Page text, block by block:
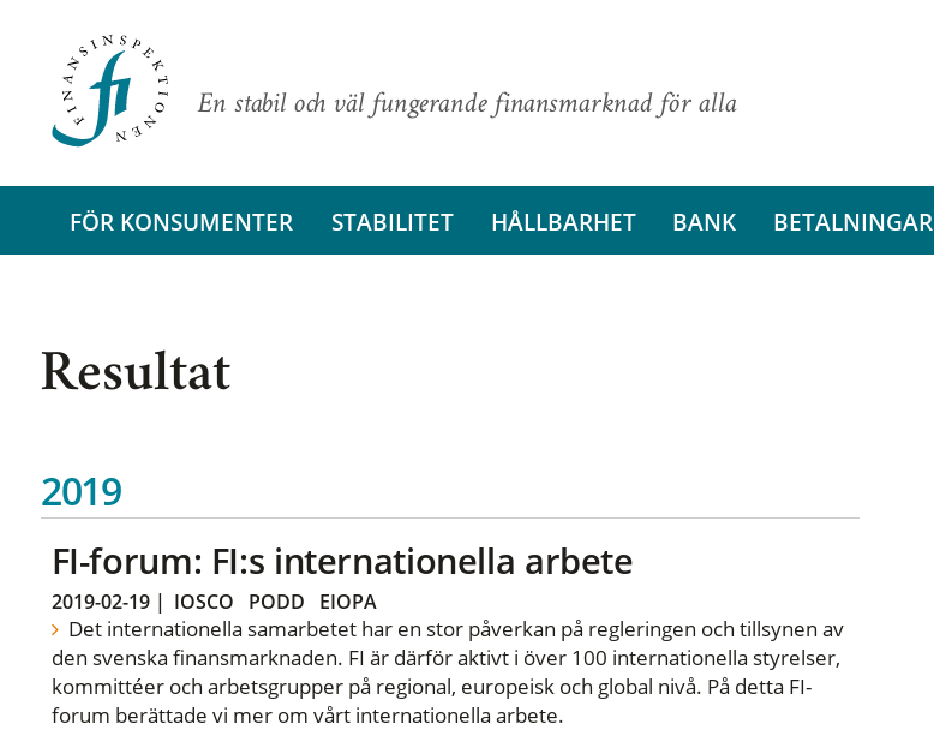
En stabil och väl fungerande finansmarknad för alla
FÖR KONSUMENTER STABILITET HÅLLBARHET BANK BETALNINGAR
Resultat
2019
FI-forum: FI:s internationella arbete
2019-02-19| IOSCO PODD EIOPA
Det internationella samarbetet har en stor påverkan på regleringen och tillsynen av
den svenska finansmarknaden. FI är därför aktivt i över 100 internationella styrelser,
kommittéer och arbetsgrupper på regional, europeisk och global nivå. På detta FI-
forum berättade vi mer om vårt internationella arbete.